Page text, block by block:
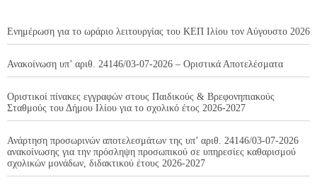
Ενημέρωση για το ωράριο λειτουργίας του ΚΕΠ Ιλίου τον Αύγουστο 2026
Ανακοίνωση υπ’ αριθ. 24146/03-07-2026 – Οριστικά Αποτελέσματα
Οριστικοί πίνακες εγγραφών στους Παιδικούς & Βρεφονηπιακούς
Σταθμούς του Δήμου Ιλίου για το σχολικό έτος 2026-2027
Ανάρτηση προσωρινών αποτελεσμάτων της υπ’ αριθ. 24146/03-07-2026
ανακοίνωσης για την πρόσληψη προσωπικού σε υπηρεσίες καθαρισμού
σχολικών μονάδων, διδακτικού έτους 2026-2027